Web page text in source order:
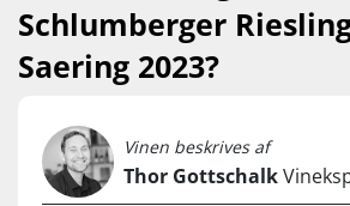
er klassificeret som Grand Cru – en
som understreger husets unikke adgang
bedste terroirs i Alsace.
generation, med søskendeparret
Schlumberger i spidsen. Med ”Saering”
poppen af Alsace Riesling som er en af
Schlumberger
Saering 2023?
Vinen beskrives af
Thor Gottschalk